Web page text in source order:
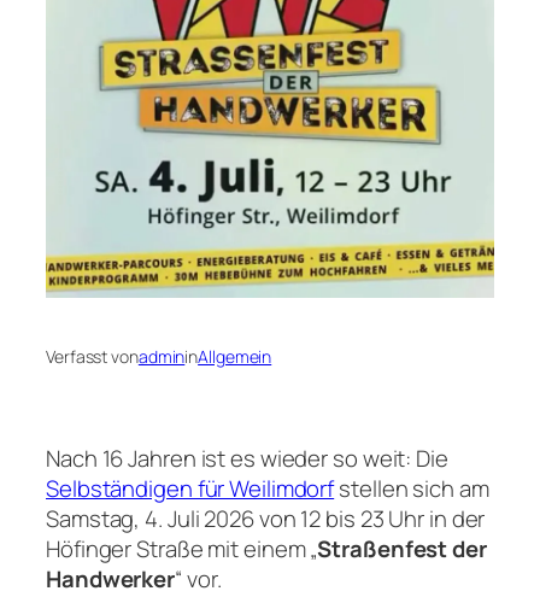
Verfasst vonadmininAllgemein
Nach 16 Jahren ist es wieder so weit: Die
Selbständigen für Weilimdorfstellen sich am
Samstag, 4. Juli 2026 von 12 bis 23 Uhr in der
Höfinger Straße mit einem „Straßenfest der
Handwerker“ vor.